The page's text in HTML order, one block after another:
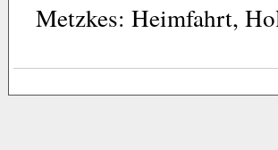
Metzkes: Heimfahrt,